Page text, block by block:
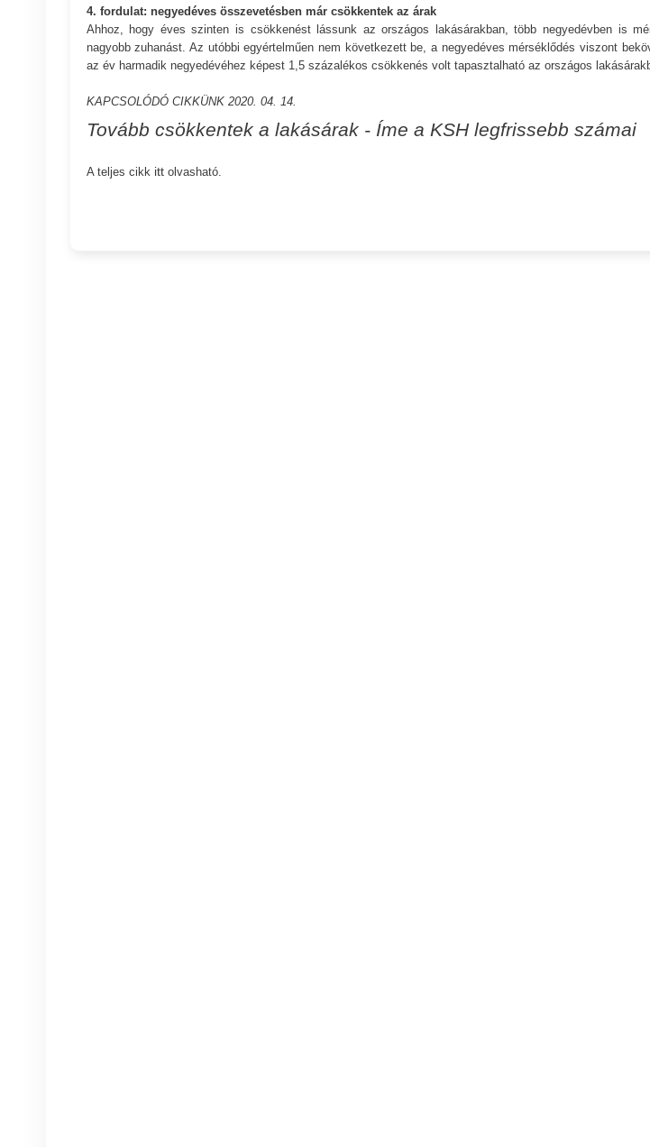
4. fordulat: negyedéves összevetésben már csökkentek az árak
Ahhoz, hogy éves szinten is csökkenést lássunk az országos lakásárakban, több negyedévben is
nagyobb zuhanást. Az utóbbi egyértelműen nem következett be, a negyedéves mérséklődés viszont
az év harmadik negyedévéhez képest 1,5 százalékos csökkenés volt tapasztalható az országos
KAPCSOLÓDÓ CIKKÜNK 2020. 04. 14.
Tovább csökkentek a lakásárak - Íme a KSH legfrissebb számai
A teljes cikk ittolvasható.